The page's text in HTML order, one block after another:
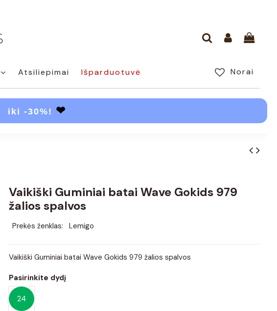
Atsiliepimai Norai
Išparduotuvė
iki -30%! ❤
Vaikiški Guminiai batai Wave Gokids 979
žalios spalvos
Prekės ženklas: Lemigo
Vaikiški Guminiai batai Wave Gokids 979 žalios spalvos
Pasirinkite dydį
24